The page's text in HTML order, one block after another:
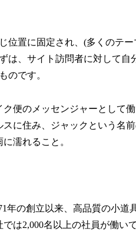
位置に固定され、(多くのテ
は、サイト訪問者に対して
のです。
便のメッセンジャーとして
に住み、ジャックという名
濡れること。
年の創立以来、高品質の小
は2,000名以上の社員が働